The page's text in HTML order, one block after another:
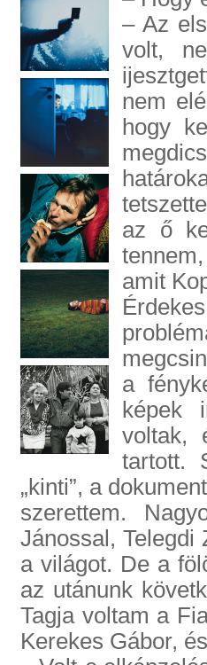
– Az
volt,
nem
hogy
az ő
amit
a
képek
voltak,
tartott.
„kinti”, a
szerettem.
Jánossal, Telegdi
a világot. De a
az utánunk
Tagja voltam a
Kerekes Gábor,